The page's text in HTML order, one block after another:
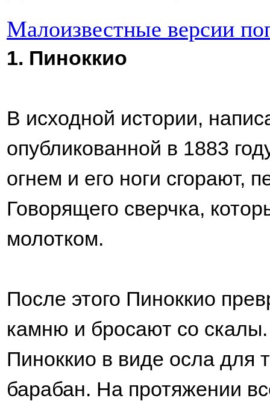
Малоизвестные версии
1. Пиноккио
В исходной истории,
опубликованной в 1883
огнем и его ноги сгорают,
Говорящего сверчка,
молотком.
После этого Пиноккио
камню и бросают со скалы.
Пиноккио в виде осла для
барабан. На протяжении